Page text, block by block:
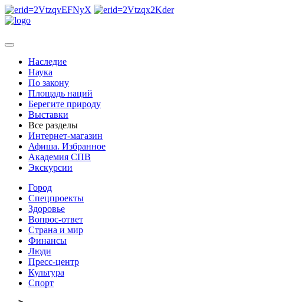
Наследие
Наука
По закону
Площадь наций
Берегите природу
Выставки
Все разделы
Интернет-магазин
Афиша. Избранное
Академия СПВ
Экскурсии
Город
Спецпроекты
Здоровье
Вопрос-ответ
Страна и мир
Финансы
Люди
Пресс-центр
Культура
Спорт